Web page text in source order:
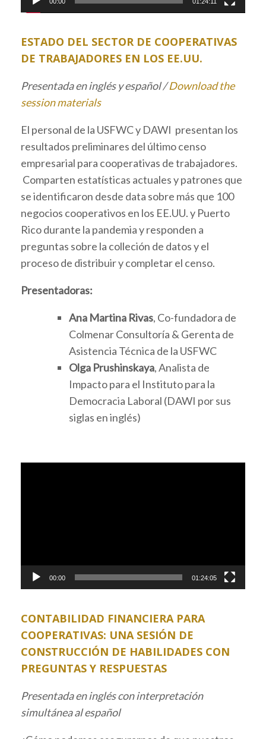
ESTADO DEL SECTOR DE COOPERATIVAS
DE TRABAJADORES EN LOS EE.UU.
Presentada en inglés y español/Download the
session materials
El personal de la USFWC y DAWI presentan los
resultados preliminares del último censo
empresarial para cooperativas de trabajadores.
Comparten estatísticas actuales y patrones que
se identificaron desde data sobre más que 100
negocios cooperativos en los EE.UU. y Puerto
Rico durante la pandemia y responden a
preguntas sobre la colleción de datos y el
proceso de distribuir y completar el censo.
Presentadoras:
Ana Martina Rivas, Co-fundadora de
Colmenar Consultoría & Gerenta de
Asistencia Técnica de la USFWC
Olga Prushinskaya, Analista de
Impacto para el Instituto para la
Democracia Laboral (DAWI por sus
siglas en inglés)
00:00 01:24:05
CONTABILIDAD FINANCIERA PARA
COOPERATIVAS: UNA SESIÓN DE
CONSTRUCCIÓN DE HABILIDADES CON
PREGUNTAS Y RESPUESTAS
Presentada en inglés con interpretación
simultánea al español